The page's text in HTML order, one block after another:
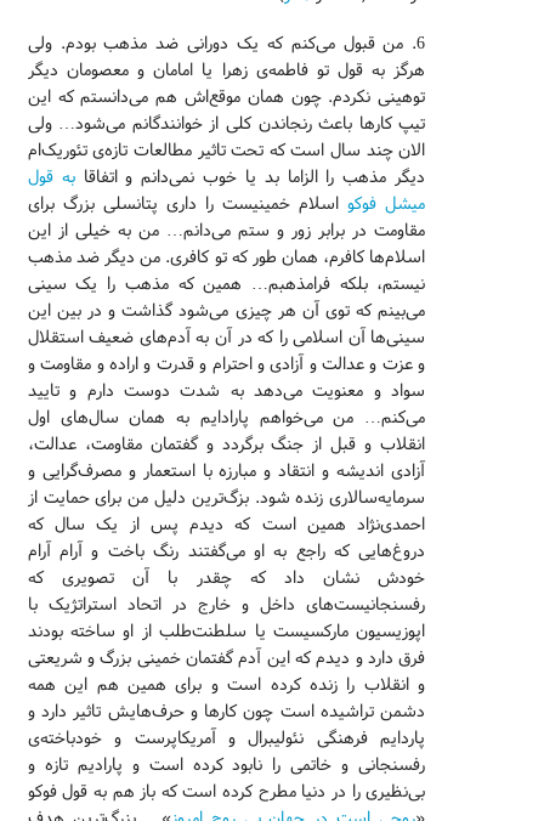
6. من قبول می‌کنم که یک دورانی ضد مذهب بودم. ولی
هرگز به‌ قول تو فاطمه‌ی زهرا یا امامان و معصومان دیگر
توهینی نکردم. چون همان موقع‌اش هم می‌دانستم که این
تیپ کارها باعث رنجاندن کلی از خوانندگانم می‌شود… ولی
الان چند سال است که تحت تاثیر مطالعات تازه‌ی تئوریک‌ام
دیگر مذهب را الزاما بد یا خوب نمی‌دانم و اتفاقابه قول
میشل فوکواسلام خمینیست را داری پتانسلی بزرگ برای
مقاومت در برابر زور و ستم می‌دانم… من به خیلی از این
اسلام‌ها کافرم، همان طور که تو کافری. من دیگر ضد مذهب
نیستم، بلکه فرامذهبم… همین که مذهب را یک سینی
می‌بینم که توی آن هر چیزی می‌شود گذاشت و در بین این
سینی‌ها آن اسلامی را که در آن به آدم‌های ضعیف استقلال
و عزت و عدالت و آزادی و احترام و قدرت و اراده و مقاومت و
سواد و معنویت می‌دهد به شدت دوست دارم و تایید
می‌کنم… من می‌خواهم پارادایم به همان سال‌های اول
انقلاب و قبل از جنگ برگردد و گفتمان مقاومت، عدالت،
آزادی اندیشه و انتقاد و مبارزه با استعمار و مصرف‌گرایی و
سرمایه‌سالاری زنده شود. بزگ‌ترین دلیل من برای حمایت از
احمدی‌نژاد همین است که دیدم پس از یک سال که
دروغ‌هایی که راجع به او می‌گفتند رنگ باخت و آرام آرام
خودش نشان داد که چقدر با آن تصویری که
رفسنجانیست‌های داخل و خارج در اتحاد استراتژیک با
اپوزیسیون مارکسیست یا سلطنت‌طلب از او ساخته بودند
فرق دارد و دیدم که این آدم گفتمان خمینی بزرگ و شریعتی
و انقلاب را زنده کرده است و برای همین هم این همه
دشمن تراشیده است چون کارها و حرف‌هایش تاثیر دارد و
پاردایم فرهنگی نئولیبرال و آمریکاپرست و خودباخته‌ی
رفسنجانی و خاتمی را نابود کرده است و پارادیم تازه‌ و
بی‌نظیری را در دنیا مطرح کرده است که باز هم به قول فوکو